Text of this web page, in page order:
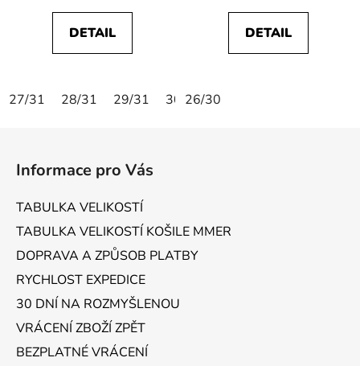
DETAIL
27/31 28/31 29/31 30/31 31/31
DETAIL
26/30
Informace pro Vás
TABULKA VELIKOSTÍ
TABULKA VELIKOSTÍ KOŠILE MMER
DOPRAVA A ZPŮSOB PLATBY
RYCHLOST EXPEDICE
30 DNÍ NA ROZMYŠLENOU
VRÁCENÍ ZBOŽÍ ZPĚT
BEZPLATNÉ VRÁCENÍ